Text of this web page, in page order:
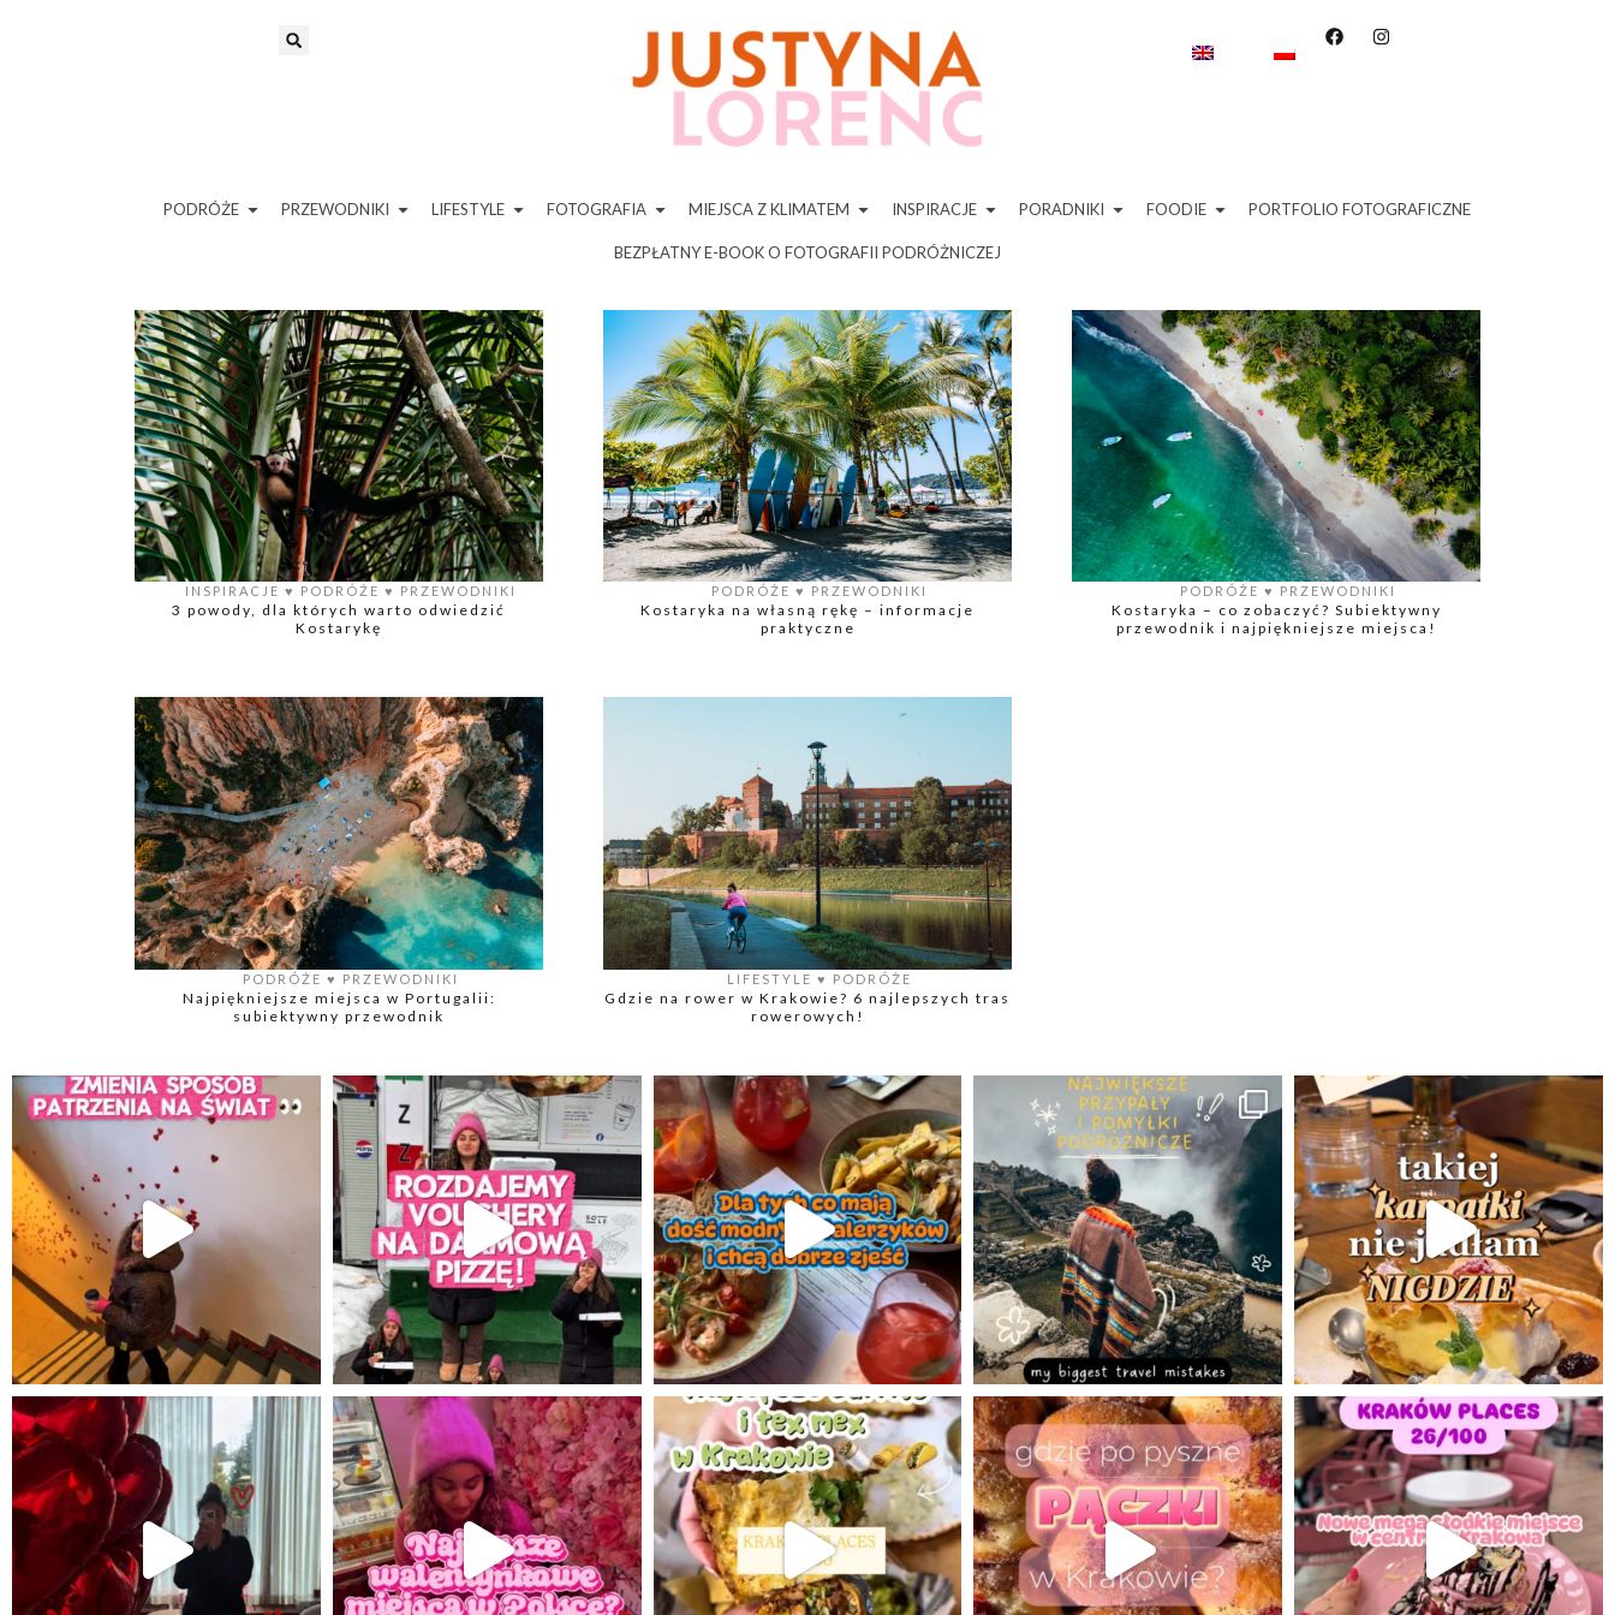
PODRÓŻE PRZEWODNIKI LIFESTYLE FOTOGRAFIA MIEJSCA Z KLIMATEM INSPIRACJE PORADNIKI FOODIE PORTFOLIO FOTOGRAFICZNE
BEZPŁATNY E-BOOK O FOTOGRAFII PODRÓŻNICZEJ
INSPIRACJE ♥️ PODRÓŻE ♥️ PRZEWODNIKI
3 powody, dla których warto odwiedzić
Kostarykę
PODRÓŻE ♥️ PRZEWODNIKI
Kostaryka na własną rękę – informacje
praktyczne
PODRÓŻE ♥️ PRZEWODNIKI
Kostaryka – co zobaczyć? Subiektywny
przewodnik i najpiękniejsze miejsca!
PODRÓŻE ♥️ PRZEWODNIKI
Najpiękniejsze miejsca w Portugalii:
subiektywny przewodnik
LIFESTYLE ♥️ PODRÓŻE
Gdzie na rower w Krakowie? 6 najlepszych tras
rowerowych!